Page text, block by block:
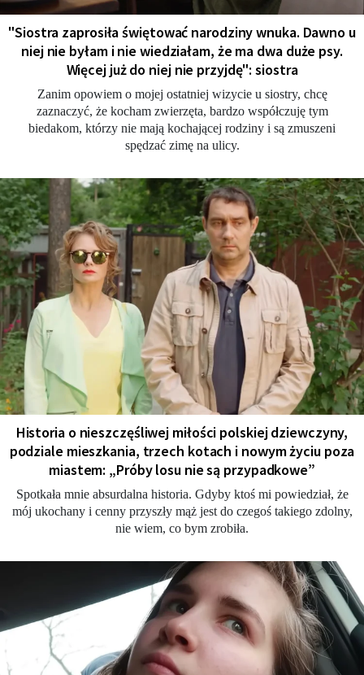
"Siostra zaprosiła świętować narodziny wnuka. Dawno u
niej nie byłam i nie wiedziałam, że ma dwa duże psy.
Więcej już do niej nie przyjdę": siostra
Zanim opowiem o mojej ostatniej wizycie u siostry, chcę
zaznaczyć, że kocham zwierzęta, bardzo współczuję tym
biedakom, którzy nie mają kochającej rodziny i są zmuszeni
spędzać zimę na ulicy.
Historia o nieszczęśliwej miłości polskiej dziewczyny,
podziale mieszkania, trzech kotach i nowym życiu poza
miastem: „Próby losu nie są przypadkowe”
Spotkała mnie absurdalna historia. Gdyby ktoś mi powiedział, że
mój ukochany i cenny przyszły mąż jest do czegoś takiego zdolny,
nie wiem, co bym zrobiła.